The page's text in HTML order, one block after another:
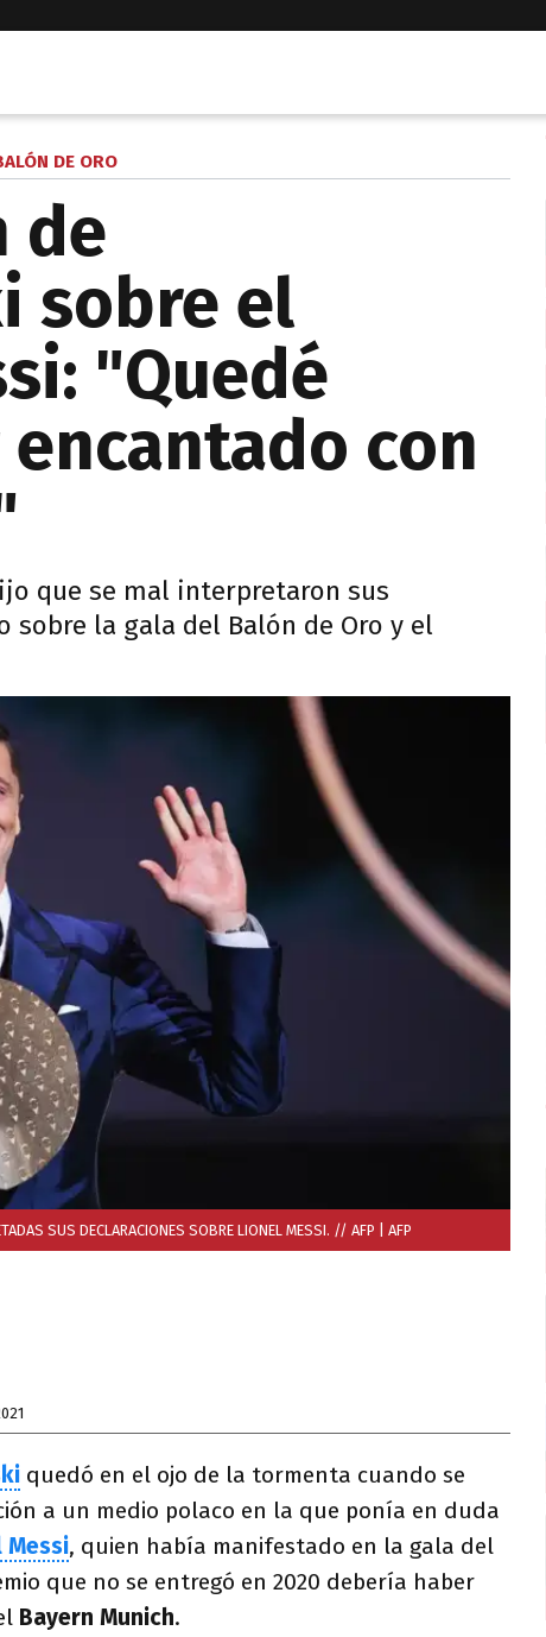
DE ORO
de
sobre el
"Quedé
con
que se mal interpretaron sus
sobre la gala del Balón de Oro y el
SUS DECLARACIONES SOBRE LIONEL MESSI. // AFP | AFP
quedó en el ojo de la tormenta cuando se
a un medio polaco en la que ponía en duda
Messi, quien había manifestado en la gala del
que no se entregó en 2020 debería haber
Bayern Munich.